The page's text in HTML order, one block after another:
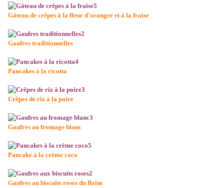
Gâteau de crêpes à la fleur d'oranger et à la fraise
Gaufres traditionnelles
Pancakes à la ricotta
Crêpes de riz à la poire
Gaufres au fromage blanc
Pancake à la crème coco
Gaufres au biscuits roses du Reim